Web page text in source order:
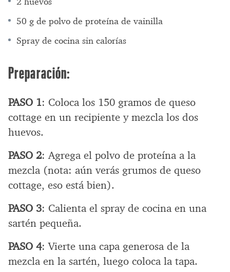
50 g de polvo de proteína de vainilla
Spray de cocina sin calorías
Preparación:
PASO 1: Coloca los 150 gramos de queso
cottage en un recipiente y mezcla los dos
huevos.
PASO 2: Agrega el polvo de proteína a la
mezcla (nota: aún verás grumos de queso
cottage, eso está bien).
PASO 3: Calienta el spray de cocina en una
sartén pequeña.
PASO 4: Vierte una capa generosa de la
mezcla en la sartén, luego coloca la tapa.